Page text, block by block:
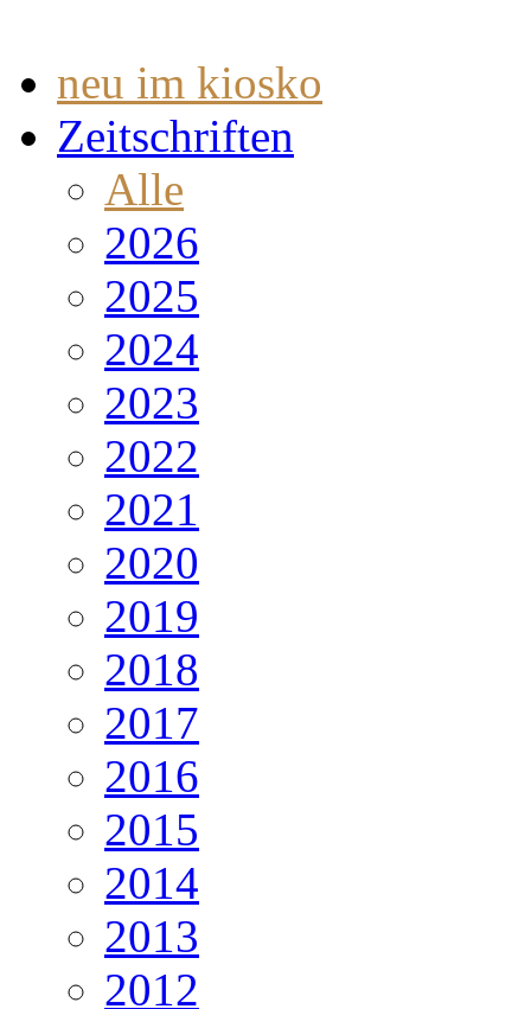
neu im kiosko
Zeitschriften
Alle
2026
2025
2024
2023
2022
2021
2020
2019
2018
2017
2016
2015
2014
2013
2012